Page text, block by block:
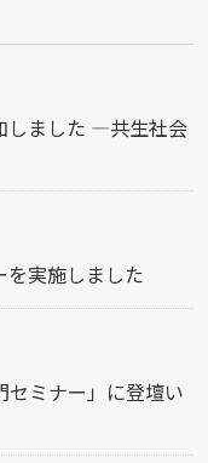
しました ―共生社会
を実施しました
ミナー」に登壇い